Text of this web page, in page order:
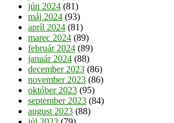
jún 2024 (81)
máj 2024 (93)
apríl 2024 (81)
marec 2024 (89)
február 2024 (89)
január 2024 (88)
december 2023 (86)
november 2023 (86)
október 2023 (95)
september 2023 (84)
august 2023 (88)